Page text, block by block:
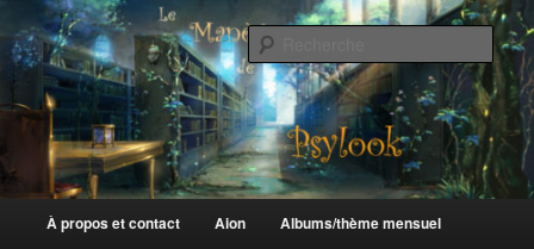
au
contenu
principalLe Manège de Psylook
principal
À propos et contact Aion Albums/thème mensuel